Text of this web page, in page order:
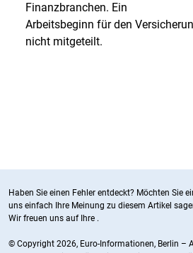
Finanzbranchen. Ein
Arbeitsbeginn für den
nicht mitgeteilt.
Haben Sie einen Fehler entdeckt? Möchten Sie
uns einfach Ihre Meinung zu diesem Artikel
Wir freuen uns auf Ihre .
© Copyright 2026, Euro-Informationen, Berlin –